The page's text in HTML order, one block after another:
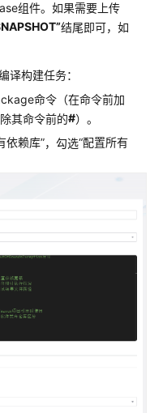
组件。如果需要上传
结尾即可，如
译构建任务：
命令（在命令前加
其命令前的#）。
依赖库”，勾选“配置所有